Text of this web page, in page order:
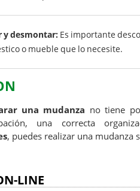
y desmontar: Es importante
o mueble que lo necesite.
una mudanza no tiene
una correcta
, puedes realizar una mudanza
LINE